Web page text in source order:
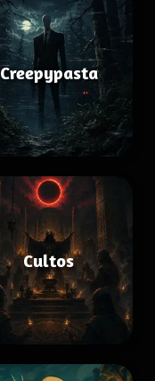
Creepypasta
Cultos